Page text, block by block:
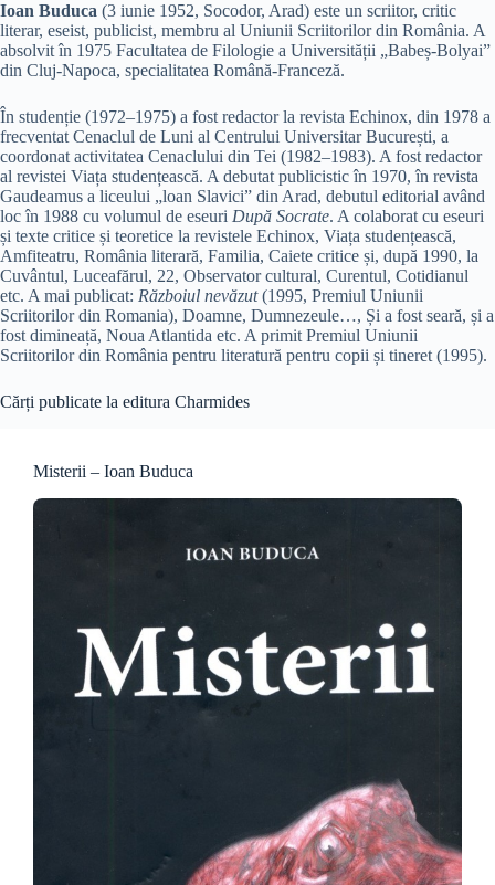
Ioan Buduca (3 iunie 1952, Socodor, Arad) este un scriitor, critic
literar, eseist, publicist, membru al Uniunii Scriitorilor din România. A
absolvit în 1975 Facultatea de Filologie a Universității „Babeș-Bolyai”
din Cluj-Napoca, specialitatea Română-Franceză.
În studenție (1972–1975) a fost redactor la revista Echinox, din 1978 a
frecventat Cenaclul de Luni al Centrului Universitar București, a
coordonat activitatea Cenaclului din Tei (1982–1983). A fost redactor
al revistei Viața studențească. A debutat publicistic în 1970, în revista
Gaudeamus a liceului „loan Slavici” din Arad, debutul editorial având
loc în 1988 cu volumul de eseuri După Socrate. A colaborat cu eseuri
și texte critice și teoretice la revistele Echinox, Viața studențească,
Amfiteatru, România literară, Familia, Caiete critice și, după 1990, la
Cuvântul, Luceafărul, 22, Observator cultural, Curentul, Cotidianul
etc. A mai publicat: Războiul nevăzut(1995, Premiul Uniunii
Scriitorilor din Romania), Doamne, Dumnezeule…, Și a fost seară, și a
fost dimineață, Noua Atlantida etc. A primit Premiul Uniunii
Scriitorilor din România pentru literatură pentru copii și tineret (1995).
Cărți publicate la editura Charmides
Misterii – Ioan Buduca